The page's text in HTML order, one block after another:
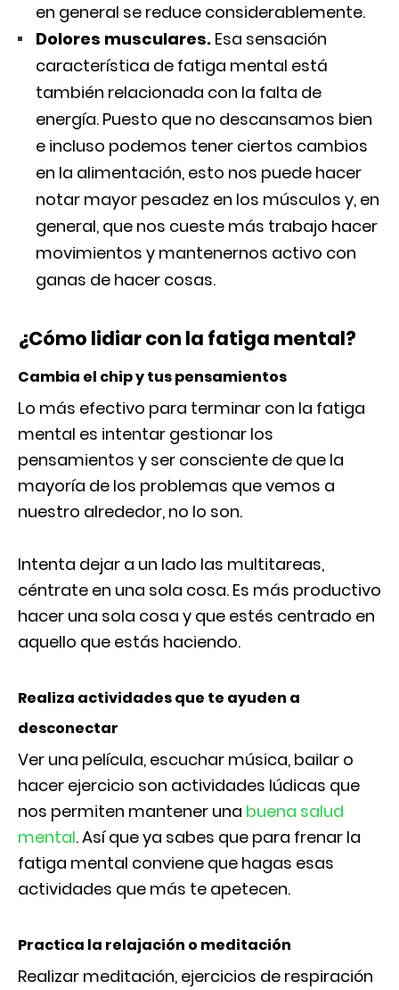
en general se reduce considerablemente.
Dolores musculares. Esa sensación
característica de fatiga mental está
también relacionada con la falta de
energía. Puesto que no descansamos bien
e incluso podemos tener ciertos cambios
en la alimentación, esto nos puede hacer
notar mayor pesadez en los músculos y, en
general, que nos cueste más trabajo hacer
movimientos y mantenernos activo con
ganas de hacer cosas.
¿Cómo lidiar con la fatiga mental?
Cambia el chip y tus pensamientos
Lo más efectivo para terminar con la fatiga
mental es intentar gestionar los
pensamientos y ser consciente de que la
mayoría de los problemas que vemos a
nuestro alrededor, no lo son.
Intenta dejar a un lado las multitareas,
céntrate en una sola cosa. Es más productivo
hacer una sola cosa y que estés centrado en
aquello que estás haciendo.
Realiza actividades que te ayuden a
desconectar
Ver una película, escuchar música, bailar o
hacer ejercicio son actividades lúdicas que
nos permiten mantener una buena salud
mental. Así que ya sabes que para frenar la
fatiga mental conviene que hagas esas
actividades que más te apetecen.
Practica la relajación o meditación
Realizar meditación, ejercicios de respiración